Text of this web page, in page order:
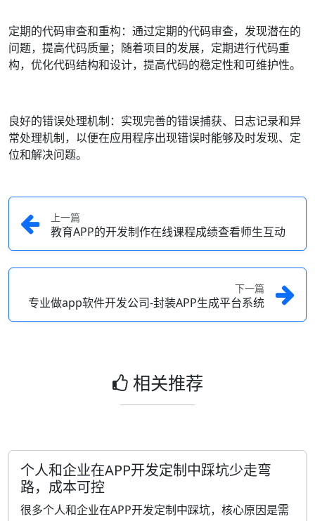
定期的代码审查和重构：通过定期的代码审查，发现潜在的
问题，提高代码质量；随着项目的发展，定期进行代码重
构，优化代码结构和设计，提高代码的稳定性和可维护性。
良好的错误处理机制：实现完善的错误捕获、日志记录和异
常处理机制，以便在应用程序出现错误时能够及时发现、定
位和解决问题。
上一篇
教育APP的开发制作在线课程成绩查看师生互动
下一篇
专业做app软件开发公司-封装APP生成平台系统
相关推荐
个人和企业在APP开发定制中踩坑少走弯
路，成本可控
很多个人和企业在APP开发定制中踩坑，核心原因是需